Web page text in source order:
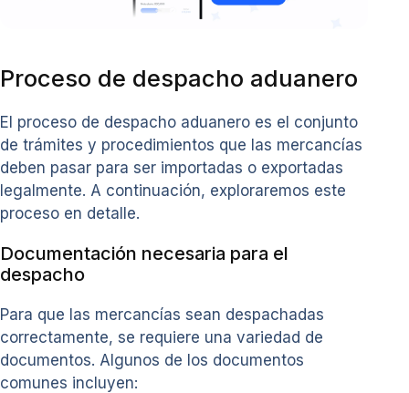
Proceso de despacho aduanero
El proceso de despacho aduanero es el conjunto
de trámites y procedimientos que las mercancías
deben pasar para ser importadas o exportadas
legalmente. A continuación, exploraremos este
proceso en detalle.
Documentación necesaria para el
despacho
Para que las mercancías sean despachadas
correctamente, se requiere una variedad de
documentos. Algunos de los documentos
comunes incluyen: